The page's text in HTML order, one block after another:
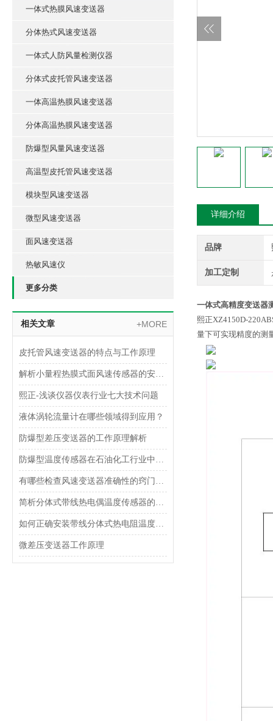
一体式热膜风速变送器
分体热式风速变送器
一体式人防风量检测仪器
分体式皮托管风速变送器
一体高温热膜风速变送器
分体高温热膜风速变送器
防爆型风量风速变送器
高温型皮托管风速变送器
模块型风速变送器
微型风速变送器
面风速变送器
热敏风速仪
更多分类
相关文章 +MORE
皮托管风速变送器的特点与工作原理
解析小量程热膜式面风速传感器的安装方法
熙正-浅谈仪器仪表行业七大技术问题
液体涡轮流量计在哪些领域得到应用？
防爆型差压变送器的工作原理解析
防爆型温度传感器在石油化工行业中的应用
有哪些检查风速变送器准确性的窍门的方法？
简析分体式带线热电偶温度传感器的原理和特点
如何正确安装带线分体式热电阻温度传感器？
微差压变送器工作原理
详细介绍
品牌
加工定制
一体式高精度变送器
熙正XZ4150D-
量下可实现精度的